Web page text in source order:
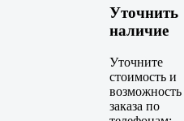
Уточнить
наличие
Уточните
стоимость и
возможность
заказа по